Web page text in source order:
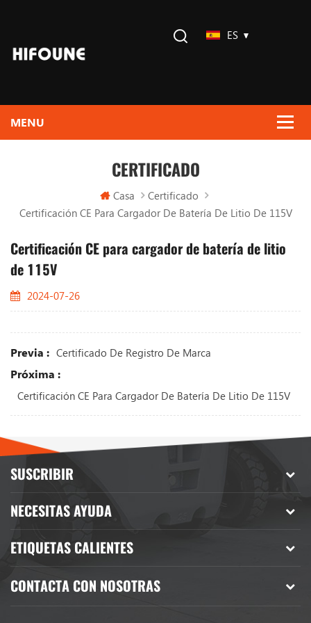
ES
CERTIFICADO
Casa
Certificado
Certificación CE Para Cargador De Batería De Litio De 115V
Certificación CE para cargador de batería de litio
de 115V
2024-07-26
Previa : Certificado De Registro De Marca
Próxima :
Certificación CE Para Cargador De Batería De Litio De 115V
SUSCRIBIR
NECESITAS AYUDA
ETIQUETAS CALIENTES
CONTACTA CON NOSOTRAS